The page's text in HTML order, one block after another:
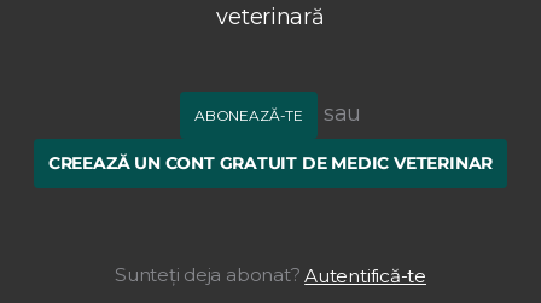
veterinară
ABONEAZĂ-TE sau
CREEAZĂ UN CONT GRATUIT DE MEDIC VETERINAR
Sunteți deja abonat? Autentifică-te